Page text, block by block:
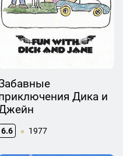
Дика и
6.6 1977